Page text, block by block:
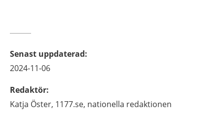
Senast uppdaterad:
2024-11-06
Redaktör:
Katja Öster, 1177.se, nationella redaktionen